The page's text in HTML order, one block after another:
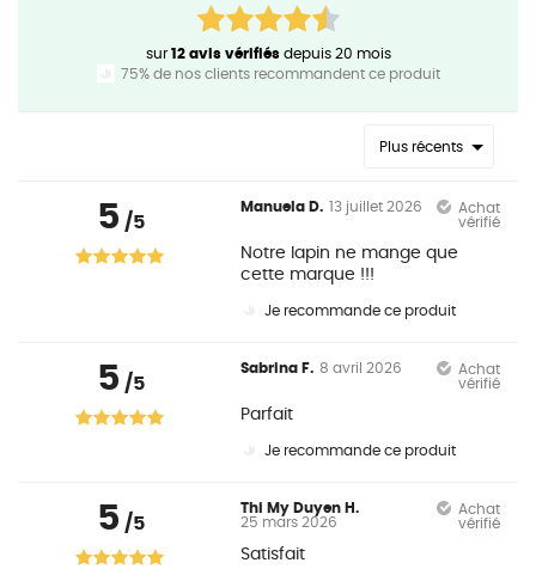
sur12 avis vérifiés depuis 20 mois
75% de nos clients recommandent ce produit
Plus récents
5 /5
Manuela D. 13 juillet 2026
Achat
vérifié
Notre lapin ne mange que
cette marque !!!
Je recommande ce produit
5 /5
Sabrina F. 8 avril 2026
Achat
vérifié
Parfait
Je recommande ce produit
5 /5
Thi My Duyen H.
25 mars 2026
Achat
vérifié
Satisfait